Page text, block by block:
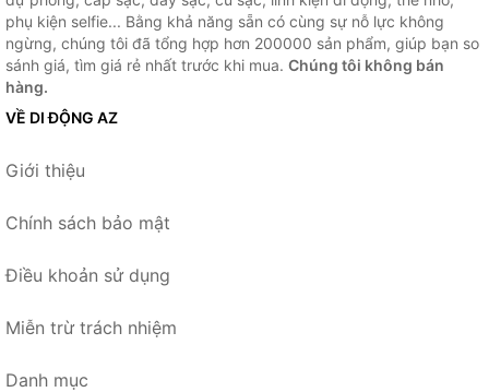
phụ kiện selfie... Bằng khả năng sẵn có cùng sự nỗ lực không
ngừng, chúng tôi đã tổng hợp hơn 200000 sản phẩm, giúp bạn so
sánh giá, tìm giá rẻ nhất trước khi mua. Chúng tôi không bán
hàng.
VỀ DI ĐỘNG AZ
Giới thiệu
Chính sách bảo mật
Điều khoản sử dụng
Miễn trừ trách nhiệm
Danh mục